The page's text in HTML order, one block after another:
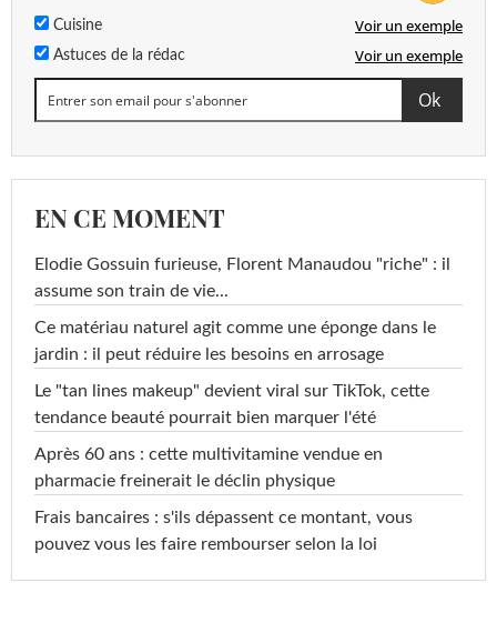
Cuisine Voir un exemple
Astuces de la rédac Voir un exemple
EN CE MOMENT
Elodie Gossuin furieuse, Florent Manaudou "riche" : il
assume son train de vie...
Ce matériau naturel agit comme une éponge dans le
jardin : il peut réduire les besoins en arrosage
Le "tan lines makeup" devient viral sur TikTok, cette
tendance beauté pourrait bien marquer l'été
Après 60 ans : cette multivitamine vendue en
pharmacie freinerait le déclin physique
Frais bancaires : s'ils dépassent ce montant, vous
pouvez vous les faire rembourser selon la loi